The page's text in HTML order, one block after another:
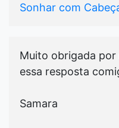
Sonhar com
Muito obrigada por
essa resposta
Samara